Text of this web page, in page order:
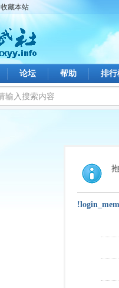
收藏本站
论坛 帮助 排行